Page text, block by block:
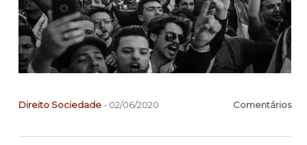
Direito Sociedade - 02/06/2020 Comentários